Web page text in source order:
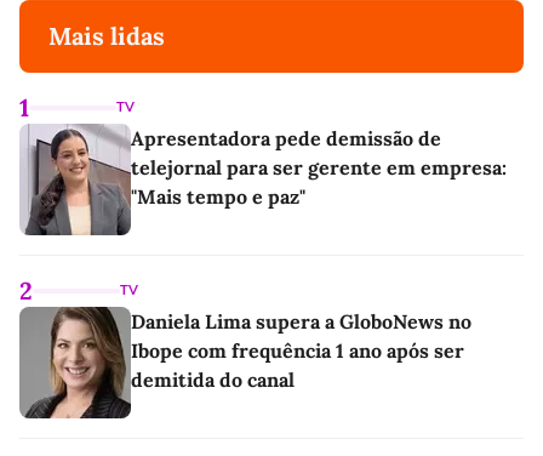
Mais lidas
1 TV
Apresentadora pede demissão de
telejornal para ser gerente em empresa:
"Mais tempo e paz"
2 TV
Daniela Lima supera a GloboNews no
Ibope com frequência 1 ano após ser
demitida do canal